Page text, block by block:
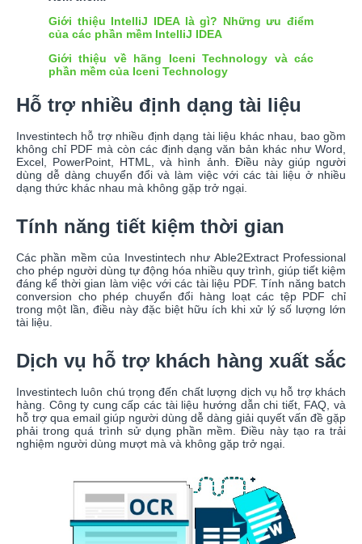
Giới thiệu IntelliJ IDEA là gì? Những ưu điểm
của các phần mềm IntelliJ IDEA
Giới thiệu về hãng Iceni Technology và các
phần mềm của Iceni Technology
Hỗ trợ nhiều định dạng tài liệu
Investintech hỗ trợ nhiều định dạng tài liệu khác nhau, bao gồm
không chỉ PDF mà còn các định dạng văn bản khác như Word,
Excel, PowerPoint, HTML, và hình ảnh. Điều này giúp người
dùng dễ dàng chuyển đổi và làm việc với các tài liệu ở nhiều
dạng thức khác nhau mà không gặp trở ngại.
Tính năng tiết kiệm thời gian
Các phần mềm của Investintech như Able2Extract Professional
cho phép người dùng tự động hóa nhiều quy trình, giúp tiết kiệm
đáng kể thời gian làm việc với các tài liệu PDF. Tính năng batch
conversion cho phép chuyển đổi hàng loạt các tệp PDF chỉ
trong một lần, điều này đặc biệt hữu ích khi xử lý số lượng lớn
tài liệu.
Dịch vụ hỗ trợ khách hàng xuất sắc
Investintech luôn chú trọng đến chất lượng dịch vụ hỗ trợ khách
hàng. Công ty cung cấp các tài liệu hướng dẫn chi tiết, FAQ, và
hỗ trợ qua email giúp người dùng dễ dàng giải quyết vấn đề gặp
phải trong quá trình sử dụng phần mềm. Điều này tạo ra trải
nghiệm người dùng mượt mà và không gặp trở ngại.